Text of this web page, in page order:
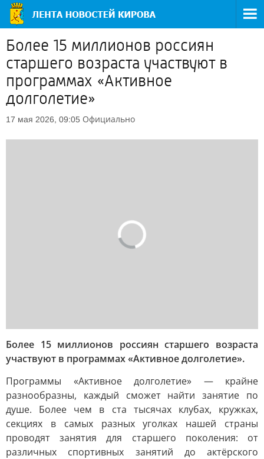
Более 15 миллионов россиян
старшего возраста участвуют в
программах «Активное
долголетие»
17 мая 2026, 09:05 Официально
Более 15 миллионов россиян старшего возраста
участвуют в программах «Активное долголетие».
Программы «Активное долголетие» — крайне
разнообразны, каждый сможет найти занятие по
душе. Более чем в ста тысячах клубах, кружках,
секциях в самых разных уголках нашей страны
проводят занятия для старшего поколения: от
различных спортивных занятий до актёрского